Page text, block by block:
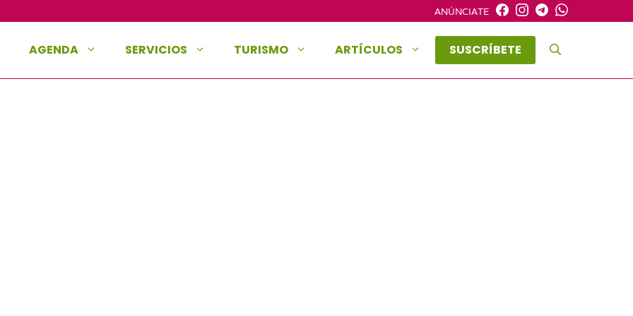
ANÚNCIATE
AGENDA SERVICIOS TURISMO ARTÍCULOS SUSCRÍBETE